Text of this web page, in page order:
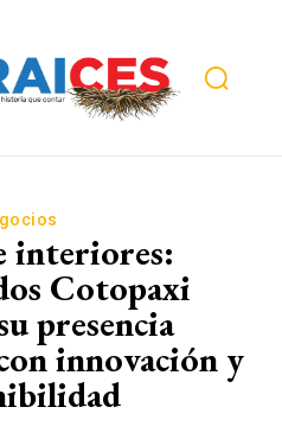
interiores:
Cotopaxi
presencia
innovación y